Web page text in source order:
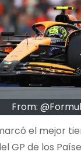
From:
el mejor
GP de los